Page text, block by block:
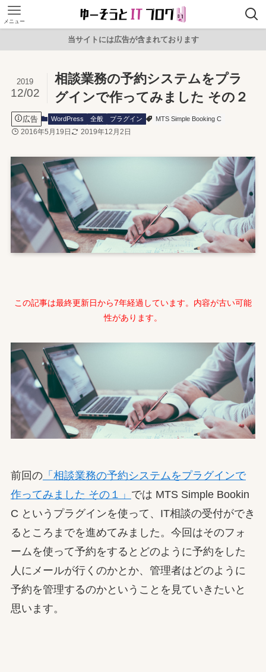
メニュー
当サイトには広告が含まれております
相談業務の予約システムをプラ
グインで作ってみました その２
2019
12/02
広告 WordPress 全般 プラグイン MTS Simple Booking C
2016年5月19日 2019年12月2日
この記事は最終更新日から7年経過しています。内容が古い可能
性があります。
前回の「相談業務の予約システムをプラグインで
作ってみました その１」 では MTS Simple Bookin
C というプラグインを使って、IT相談の受付ができ
るところまでを進めてみました。今回はそのフォ
ームを使って予約をするとどのように予約をした
人にメールが行くのかとか、管理者はどのように
予約を管理するのかということを見ていきたいと
思います。